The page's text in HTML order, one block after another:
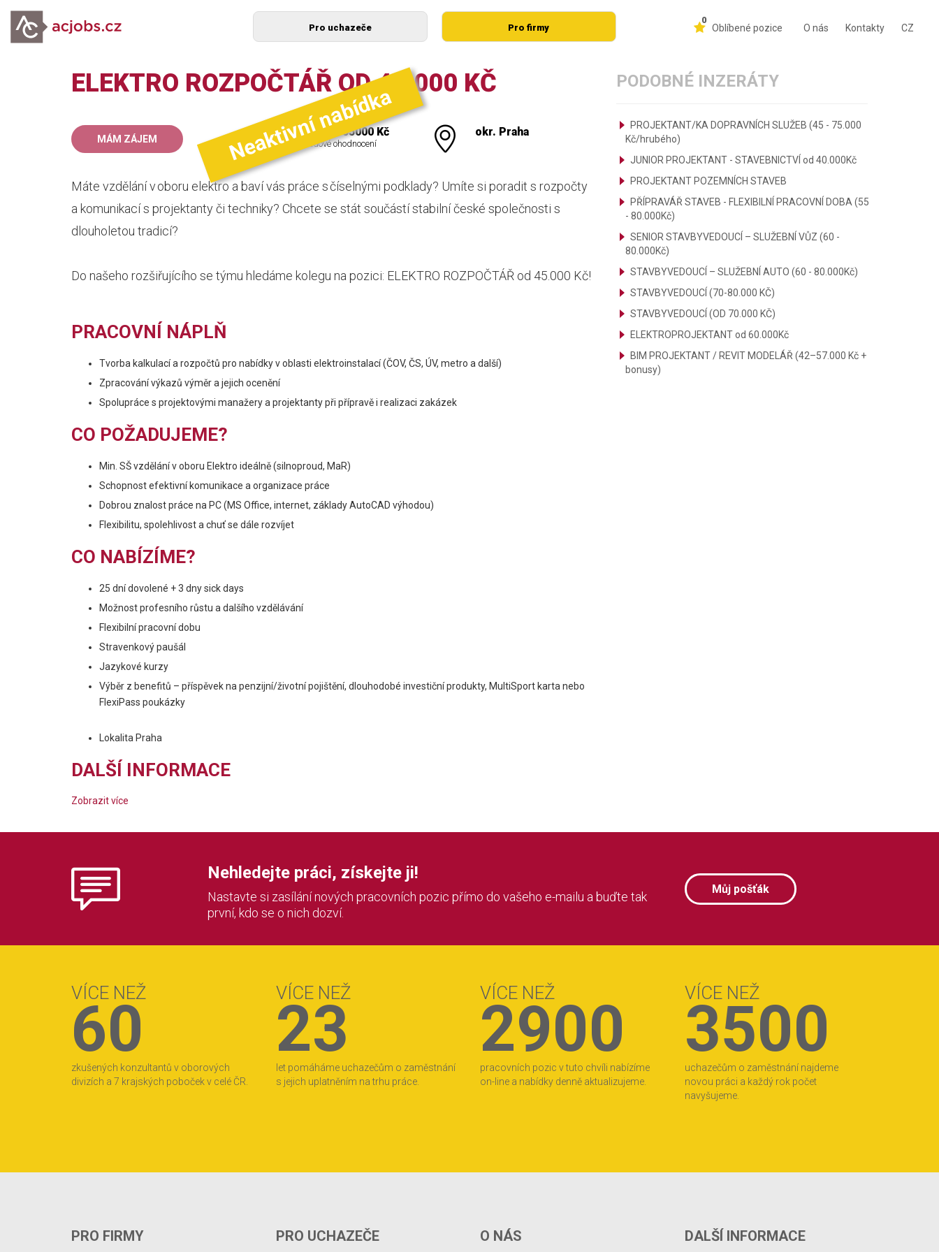
Pro uchazeče Pro firmy
0
Oblíbené pozice O nás Kontakty CZ
ELEKTRO ROZPOČTÁŘ OD 45.000 KČ
Neaktivní nabídka
MÁM ZÁJEM
45000 - 55000 Kč
mzdové ohodnocení
okr. Praha
Máte vzdělání v oboru elektro a baví vás práce s číselnými podklady? Umíte si poradit s rozpočty
a komunikací s projektanty či techniky? Chcete se stát součástí stabilní české společnosti s
dlouholetou tradicí?
Do našeho rozšiřujícího se týmu hledáme kolegu na pozici: ELEKTRO ROZPOČTÁŘ od 45.000 Kč!
PRACOVNÍ NÁPLŇ
Tvorba kalkulací a rozpočtů pro nabídky v oblasti elektroinstalací (ČOV, ČS, ÚV, metro a další)
Zpracování výkazů výměr a jejich ocenění
Spolupráce s projektovými manažery a projektanty při přípravě i realizaci zakázek
CO POŽADUJEME?
Min. SŠ vzdělání v oboru Elektro ideálně (silnoproud, MaR)
Schopnost efektivní komunikace a organizace práce
Dobrou znalost práce na PC (MS Office, internet, základy AutoCAD výhodou)
Flexibilitu, spolehlivost a chuť se dále rozvíjet
CO NABÍZÍME?
25 dní dovolené + 3 dny sick days
Možnost profesního růstu a dalšího vzdělávání
Flexibilní pracovní dobu
Stravenkový paušál
Jazykové kurzy
Výběr z benefitů – příspěvek na penzijní/životní pojištění, dlouhodobé investiční produkty, MultiSport karta nebo
FlexiPass poukázky
Lokalita Praha
DALŠÍ INFORMACE
Zobrazit více
PODOBNÉ INZERÁTY
PROJEKTANT/KA DOPRAVNÍCH SLUŽEB (45 - 75.000
Kč/hrubého)
JUNIOR PROJEKTANT - STAVEBNICTVÍ od 40.000Kč
PROJEKTANT POZEMNÍCH STAVEB
PŘÍPRAVÁŘ STAVEB - FLEXIBILNÍ PRACOVNÍ DOBA (55
- 80.000Kč)
SENIOR STAVBYVEDOUCÍ – SLUŽEBNÍ VŮZ (60 -
80.000Kč)
STAVBYVEDOUCÍ – SLUŽEBNÍ AUTO (60 - 80.000Kč)
STAVBYVEDOUCÍ (70-80.000 KČ)
STAVBYVEDOUCÍ (OD 70.000 KČ)
ELEKTROPROJEKTANT od 60.000Kč
BIM PROJEKTANT / REVIT MODELÁŘ (42–57.000 Kč +
bonusy)
Nehledejte práci, získejte ji!
Nastavte si zasílání nových pracovních pozic přímo do vašeho e-mailu a buďte tak
první, kdo se o nich dozví.
Můj pošťák
VÍCE NEŽ
60
zkušených konzultantů v oborových
divizích a 7 krajských poboček v celé ČR.
VÍCE NEŽ
23
let pomáháme uchazečům o zaměstnání
s jejich uplatněním na trhu práce.
VÍCE NEŽ
2900
pracovních pozic v tuto chvíli nabízíme
on-line a nabídky denně aktualizujeme.
VÍCE NEŽ
3500
uchazečům o zaměstnání najdeme
novou práci a každý rok počet
navyšujeme.
PRO FIRMY PRO UCHAZEČE O NÁS DALŠÍ INFORMACE